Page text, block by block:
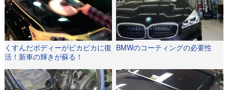
くすんだボディーがピカピカに復
活！新車の輝きが蘇る！
BMWのコーティングの必要性